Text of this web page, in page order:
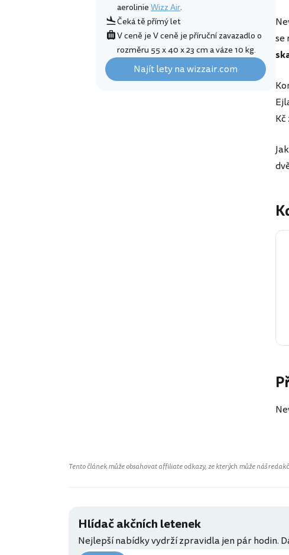
aerolinieWizz Air.
Čeká tě přímý let
V ceně je V ceně je příruční zavazadlo o
rozměru 55 x 40 x 23 cm a váze 10 kg.
Najít lety na wizzair.com
se
Tento článek může obsahovat affiliate odkazy, ze kterých může náš
Hlídač akčních letenek
Nejlepší nabídky vydrží zpravidla jen pár hodin.